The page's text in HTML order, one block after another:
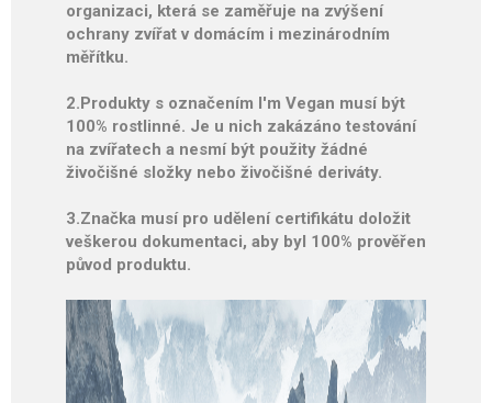
organizaci, která se zaměřuje na zvýšení
ochrany zvířat v domácím i mezinárodním
měřítku.
2.Produkty s označením I'm Vegan musí být
100% rostlinné. Je u nich zakázáno testování
na zvířatech a nesmí být použity žádné
živočišné složky nebo živočišné deriváty.
3.Značka musí pro udělení certifikátu doložit
veškerou dokumentaci, aby byl 100% prověřen
původ produktu.